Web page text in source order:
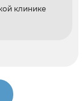
клинике